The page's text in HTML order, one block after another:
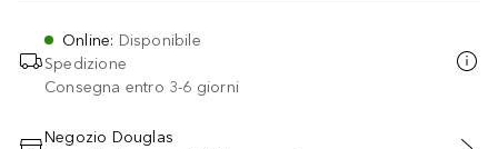
Online: Disponibile
Spedizione
Consegna entro 3-6 giorni
Negozio Douglas